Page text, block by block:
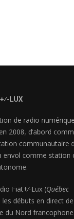
LUX
de radio numérique
2008, d’abord
communautaire
envol comme station
Fiat+⁄-Lux (Québec
débuts en direct
du Nord francophone.